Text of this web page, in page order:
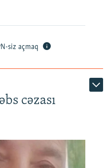
siz açmaq
cəzası